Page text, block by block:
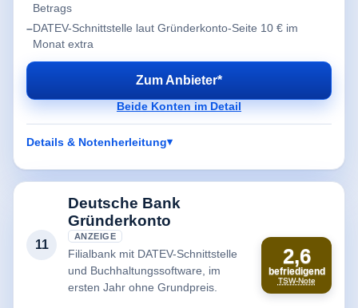
Betrags
DATEV-Schnittstelle laut Gründerkonto-Seite 10 € im
Monat extra
Zum Anbieter*
Beide Konten im Detail
Details & Notenherleitung
11
Deutsche Bank
Gründerkonto
ANZEIGE
Filialbank mit DATEV-Schnittstelle
und Buchhaltungssoftware, im
ersten Jahr ohne Grundpreis.
2,6
befriedigend
TSW-Note